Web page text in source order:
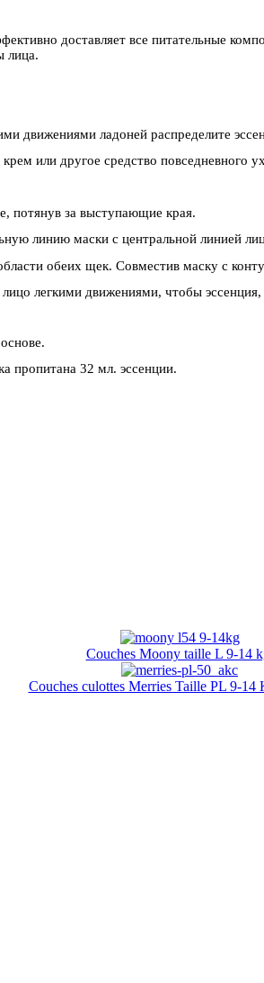
доставляет все питательные
лица.
движениями ладоней распределите
или другое средство повседневного
потянув за выступающие края.
линию маски с центральной линией
обеих щек. Совместив маску с
легкими движениями, чтобы эссенция,
пропитана 32 мл. эссенции.
Couches Moony taille L 9-14
Couches culottes Merries Taille PL 9-14